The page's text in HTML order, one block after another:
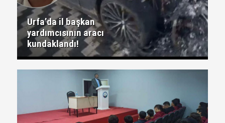
Urfa’da il başkan
yardımcısının aracı
kundaklandı!